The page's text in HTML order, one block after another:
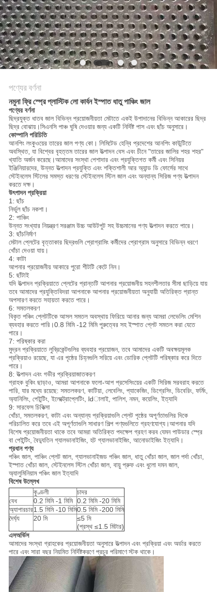
PRIVACY
POLICY
পণ্যের বর্ণনা
নমুনা ফ্রি স্প্রে প্লাস্টিক লো কার্বন ইস্পাত ধাতু পাঞ্চিং জাল
পণ্যের বর্ণনা
ছিদ্রযুক্ত ধাতব জাল বিভিন্ন প্রয়োজনীয়তা মেটাতে একই উপাদানের বিভিন্ন আকারের ছিদ্র
ছিদ্র বোঝায়।সিএনসি পাঞ্চ ঘুষি দেওয়ার জন্য একটি নির্দিষ্ট পাস এবং ছাঁচ অনুসারে।
কোম্পানি পরিচিতি
আনপিং লংকুওয়ের তারের জাল পণ্য কো। লিমিটেড হেন্বি প্রদেশের আনপিং কাউন্টিতে
অবস্থিত, যা বিশ্বের বৃহত্তম তারের জাল উত্পাদন বেস এবং চীনে "তারের জালির শহর শহর"
খ্যাতি অর্জন করেছে।আমাদের সংস্থা পেশাদার এবং প্রযুক্তিগত কর্মী এবং সিনিয়র
ইঞ্জিনিয়ারদের, উন্নত উত্পাদন প্রযুক্তি এবং শক্তিশালী আর অ্যান্ড ডি ফোর্সের সাথে
স্টেইনলেস স্টিলের সমস্ত ধরণের স্টেইনলেস স্টিল জাল এবং অন্যান্য সিরিজ পণ্য উত্পাদন
করতে দক্ষ।
উৎপাদন প্রক্রিয়া
1: ছাঁচ
নির্ভুল ছাঁচ নকশা।
2: পাঞ্চিং
উন্নত সংখ্যার নিয়ন্ত্রণ সরঞ্জাম উচ্চ আউটপুট সহ উচ্চমানের পণ্য উত্পাদন করতে পারে।
3: ছাঁচনির্মাণ
মেটাল প্লেটের বৃত্তাকার ছিদ্রগুলি প্রোগ্রামিং কর্মীদের প্রোগ্রাম অনুসারে বিভিন্ন ধরণে
খোঁচা দেওয়া যায়।
4: কাটা
আপনার প্রয়োজনীয় আকারে পুরো শীটটি কেটে নিন।
5: ছাঁটাই
যদি উত্পাদন প্রক্রিয়াতে প্লেটের প্রান্তটি আপনার প্রয়োজনীয় সহনশীলতার সীমা ছাড়িয়ে যায়
তবে আমাদের প্রযুক্তিবিদরা আপনাকে আপনার প্রয়োজনীয়তা অনুযায়ী অতিরিক্ত প্রান্ত
অপসারণ করতে সহায়তা করতে পারে।
6: সমতলকরণ
বিকৃত পঞ্চিং প্লেটটিকে আসল সমতল অবস্থায় ফিরিয়ে আনার জন্য আমরা লেভেলিং মেশিন
ব্যবহার করতে পারি।0.8 মিমি -12 মিমি পুরুত্বের সহ ইস্পাত প্লেট সমতল করা যেতে
পারে।
7: পরিষ্কার করা
মুদ্রন প্রক্রিয়াতে লুব্রিকেন্টগুলির ব্যবহার প্রয়োজন, তবে আমাদের একটি অবক্ষয়মূলক
প্রক্রিয়াও রয়েছে, যা এর পৃষ্ঠের চিহ্নগুলি সরিয়ে এবং ডোরিক প্লেটটি পরিষ্কার করে দিতে
পারে।
8: উত্পাদন এবং গভীর প্রক্রিয়াজাতকরণ
গ্রাহক বুকিং ছাড়াও, আমরা আপনাকে ফলো-আপ প্রসেসিংয়ের একটি সিরিজ সরবরাহ করতে
পারি, যার মধ্যে রয়েছে: সমতলকরণ, কাটিয়া, লেবেলিং, প্যাকেজিং, ডিগ্রেসিং, ডিবেরিং, ফর্মিং,
অ্যানিলিং, পেইন্টিং, ইলেক্ট্রোপ্লেটিং, ldালাই, পালিশ, নমন, কয়েলিং, ইত্যাদি
9: সারফেস চিকিত্সা
খোঁচা, সমতলকরণ, কাটা এবং অন্যান্য প্রক্রিয়াগুলি প্লেট পৃষ্ঠের অপূর্ণতাগুলির দিকে
পরিচালিত করে তবে এই অপূর্ণতাগুলি সাধারণ শিল্প পণ্যগুলিতে গ্রহণযোগ্য।আপনার যদি
বিশেষ প্রয়োজনীয়তা থাকে তবে আমরা অতিরিক্ত পদক্ষেপ গ্রহণ করব যেমন পাউডার স্প্রে
বা পেইন্টিং, বৈদ্যুতিন গ্যালভানাইজিং, হট গ্যালভানাইজিং, আনোডাইজিং ইত্যাদি।
প্রধান পণ্য
পঞ্চিং জাল, পাঞ্চিং প্লেট জাল, গ্যালভানাইজড পঞ্চিং জাল, ধাতু খোঁচা জাল, জাল পর্দা খোঁচা,
ইস্পাত খোঁচা জাল, স্টেইনলেস স্টিল খোঁচা জাল, বায়ু প্রুফ এবং ধুলো দমন জাল,
অ্যালুমিনিয়াম পঞ্চিং জাল ইত্যাদি
বিশেষ উল্লেখ
কুণ্ডলী
চাদর
বেধ
0.2 মিমি -1 মিমি 0.2 মিমি -20 মিমি
অ্যাপারচার1.5 মিমি -10 মিমি0.5 মিমি -200 মিমি
দৈর্ঘ্য
20 মি
≤5 মি
(প্রস্থ ≤1.5 মিটার)
এসঅর্ভিস
আমাদের সংস্থা গ্রাহকের প্রয়োজনীয়তা অনুসারে উত্পাদন এবং প্রক্রিয়া এবং অর্ডার করতে
পারে এবং সারা বছর নিয়মিত নির্দিষ্টকরণে প্রচুর পরিমাণে স্টক থাকে।